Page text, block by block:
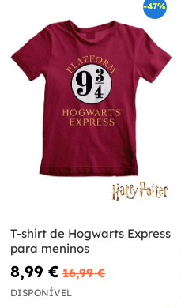
-47%
T-shirt de Hogwarts Express
para meninos
8,99 € 16,99 €
DISPONÍVEL